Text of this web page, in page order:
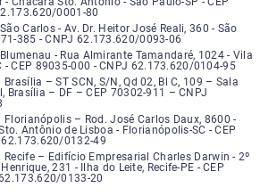
0001-80
Carlos - Endereço: Avenida Doutor Heitor José
Carlos - Av. Dr. Heitor José Reali, 360 - São
385 - CNPJ 62.173.620/0093-06
- Endereço: Rua Almirante Tamandaré,
- Rua Almirante Tamandaré, 1024 - Vila
- CEP 89035-000 - CNPJ 62.173.620/0104-95
Endereço: Setor Comercial Norte, sem
– ST SCN, S/N, Qd 02, Bl C, 109 – Sala
Brasília – DF – CEP 70302-911 – CNPJ
Endereço: Rodovia José Carlos, número
– Rod. José Carlos Daux, 8600 -
Antônio de Lisboa - Florianópolis-SC - CEP
0132-49
Endereço: Edifício Empresarial Charles Darwin,
– Edifício Empresarial Charles Darwin - 2º
231 - Ilha do Leite, Recife-PE - CEP
0133-20